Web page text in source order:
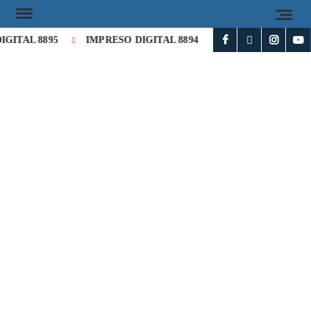
8895 IMPRESO DIGITAL 8894 Milei cataloga de